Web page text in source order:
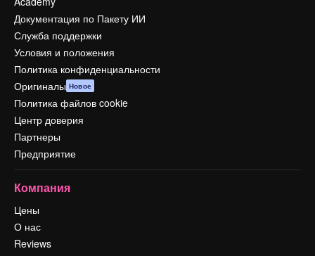
Документация по Пакету ИИ
Служба поддержки
Условия и положения
Политика конфиденциальности
Оригиналы Новое
Политика файлов cookie
Центр доверия
Партнеры
Предприятие
Компания
Цены
О нас
Reviews